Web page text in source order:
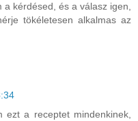
kérdésed, és a válasz igen,
tökéletesen alkalmas az
ezt a receptet mindenkinek,